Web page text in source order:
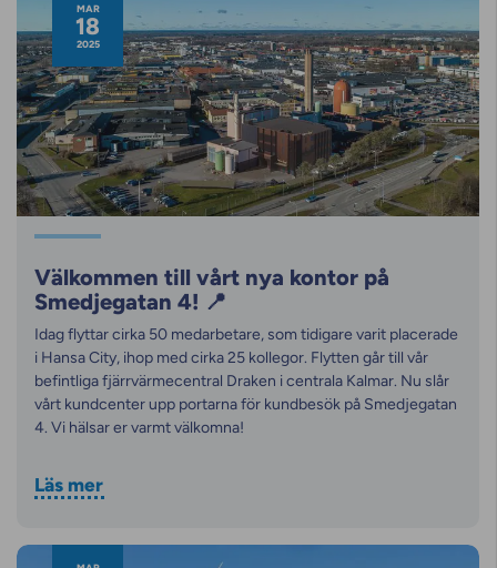
MAR
18
2025
Välkommen till vårt nya kontor på
Smedjegatan 4! 📍
Idag flyttar cirka 50 medarbetare, som tidigare varit placerade
i Hansa City, ihop med cirka 25 kollegor. Flytten går till vår
befintliga fjärrvärmecentral Draken i centrala Kalmar. Nu slår
vårt kundcenter upp portarna för kundbesök på Smedjegatan
4. Vi hälsar er varmt välkomna!
Läs mer